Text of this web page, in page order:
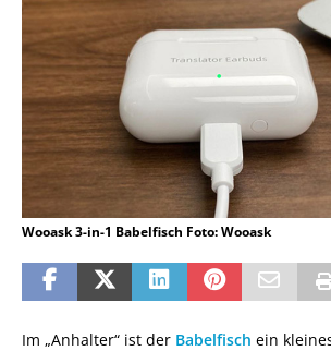
Wooask 3-in-1 Babelfisch Foto: Wooask
Im „Anhalter“ ist der Babelfisch ein